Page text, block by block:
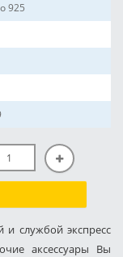
925
и службой экспресс
аксессуары Вы